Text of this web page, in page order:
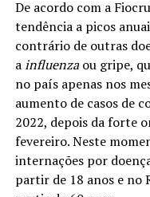
De acordo com a
tendência a picos
contrário de outras
ainfluenzaou gripe,
no país apenas nos
aumento de casos de
2022, depois da forte
fevereiro. Neste
internações por
partir de 18 anos e no